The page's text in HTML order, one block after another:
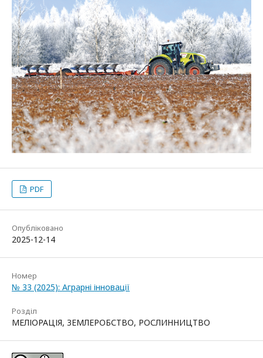
PDF
Опубліковано
2025-12-14
Номер
№ 33 (2025): Аграрні інновації
Розділ
МЕЛІОРАЦІЯ, ЗЕМЛЕРОБСТВО, РОСЛИННИЦТВО